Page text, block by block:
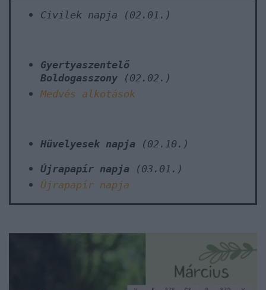
Civilek napja (02.01.)
Gyertyaszentelő
Boldogasszony
(02.02.)
Medvés alkotások
Hüvelyesek napja (02.10.)
Újrapapír napja (03.01.)
Újrapapír napja